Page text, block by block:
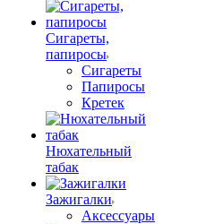
Сигареты,
папиросы
Сигареты
Папиросы
Кретек
Нюхательный
табак
Зажигалки
Аксессуары